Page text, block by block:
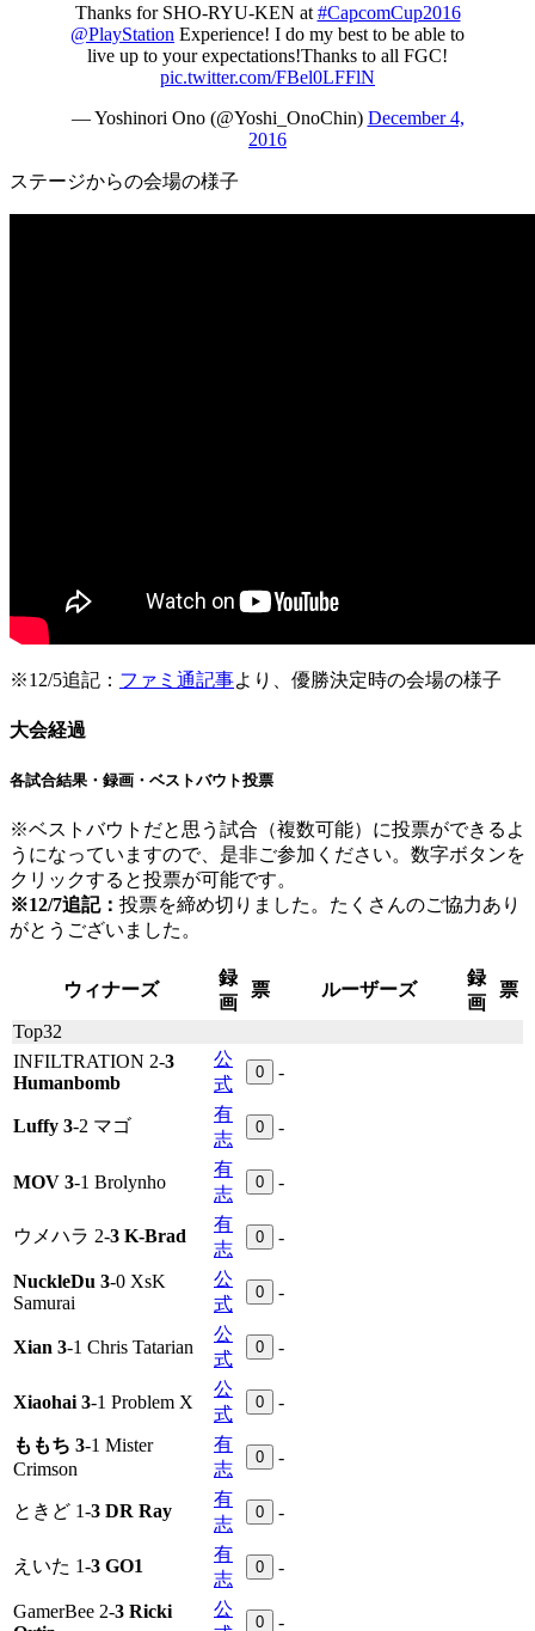
Thanks for SHO-RYU-KEN at #CapcomCup2016
@PlayStation Experience! I do my best to be able to
live up to your expectations!Thanks to all FGC!
pic.twitter.com/FBel0LFFlN
— Yoshinori Ono (@Yoshi_OnoChin) December 4,
2016
ステージからの会場の様子
※12/5追記： ファミ通記事より、優勝決定時の会場の様子
大会経過
各試合結果・録画・ベストバウト投票
※ベストバウトだと思う試合（複数可能）に投票ができるよ
うになっていますので、是非ご参加ください。数字ボタンを
クリックすると投票が可能です。
※12/7追記： 投票を締め切りました。たくさんのご協力あり
がとうございました。
ウィナーズ
録
画
票 ルーザーズ
録
画
票
Top32
INFILTRATION 2-3
Humanbomb
公
式
0 -
Luffy 3-2 マゴ
有
志
0 -
MOV 3-1 Brolynho
有
志
0 -
ウメハラ 2-3 K-Brad
有
志
0 -
NuckleDu 3-0 XsK
Samurai
公
式
0 -
Xian 3-1 Chris Tatarian
公
式
0 -
Xiaohai 3-1 Problem X
公
式
0 -
ももち 3-1 Mister
Crimson
有
志
0 -
ときど 1-3 DR Ray
有
志
0 -
えいた 1-3 GO1
有
志
0 -
GamerBee 2-3 Ricki
公
0 -